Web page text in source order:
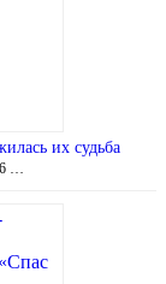
их судьба
…